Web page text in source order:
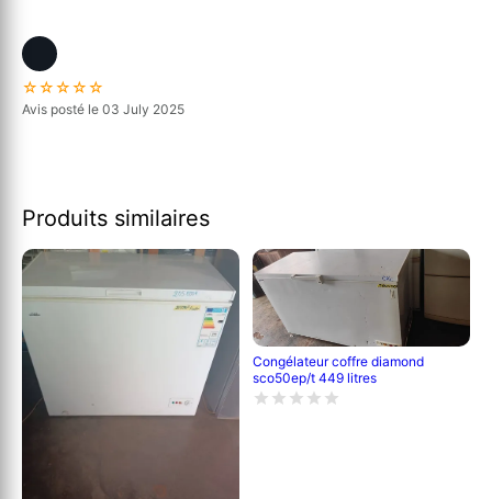
☆☆☆☆☆
Avis posté le 03 July 2025
Produits similaires
Congélateur coffre diamond
sco50ep/t 449 litres